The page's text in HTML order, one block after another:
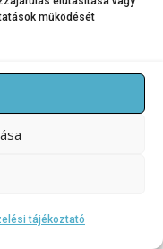
működését
tájékoztató
által